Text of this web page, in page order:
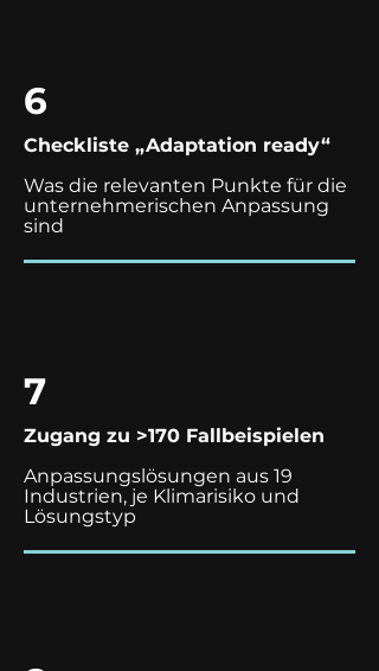
6
Checkliste „Adaptation ready“
Was die relevanten Punkte für die
unternehmerischen Anpassung
sind
7
Zugang zu >170 Fallbeispielen
Anpassungslösungen aus 19
Industrien, je Klimarisiko und
Lösungstyp